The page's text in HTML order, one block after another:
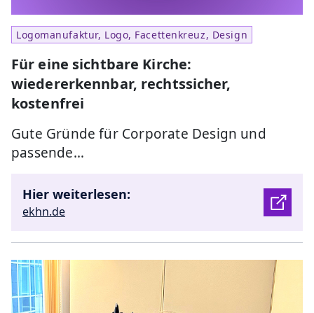
Logomanufaktur, Logo, Facettenkreuz, Design
Für eine sichtbare Kirche:
wiedererkennbar, rechtssicher,
kostenfrei
Gute Gründe für Corporate Design und
passende…
Hier weiterlesen:
ekhn.de